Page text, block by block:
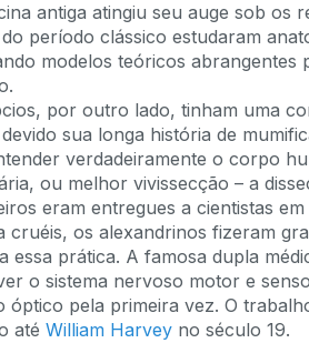
antiga atingiu seu auge sob os
período clássico estudaram
modelos teóricos
por outro lado, tinham uma
sua longa história de
verdadeiramente o corpo
ou melhor vivissecção – a
eram entregues a cientistas
cruéis, os alexandrinos fizeram
essa prática. A famosa dupla
o sistema nervoso motor e
óptico pela primeira vez. O
até William Harvey no século 19.